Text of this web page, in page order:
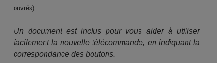
ouvrés)
Un document est inclus pour vous aider à utiliser
facilement la nouvelle télécommande, en indiquant la
correspondance des boutons.